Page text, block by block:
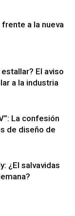
frente a la nueva
El aviso
a la industria
La confesión
de diseño de
¿El salvavidas